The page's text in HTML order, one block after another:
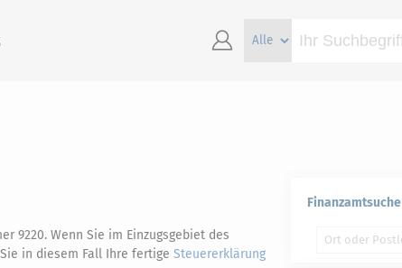
9220. Wenn Sie im Einzugsgebiet des
in diesem Fall Ihre fertige Steuererklärung
Finanzamtsuche